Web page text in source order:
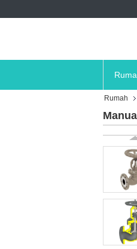
Rumah